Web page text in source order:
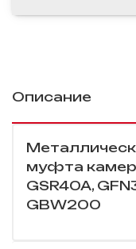
Описание
муфта
GSR40A,
GBW200